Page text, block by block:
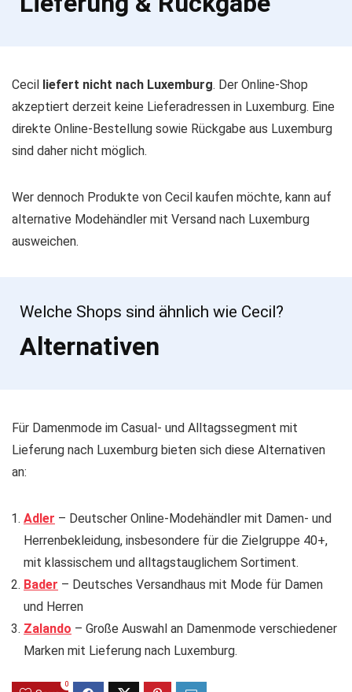
Cecil liefert nicht nach Luxemburg. Der Online-Shop
akzeptiert derzeit keine Lieferadressen in Luxemburg. Eine
direkte Online-Bestellung sowie Rückgabe aus Luxemburg
sind daher nicht möglich.
Wer dennoch Produkte von Cecil kaufen möchte, kann auf
alternative Modehändler mit Versand nach Luxemburg
ausweichen.
Welche Shops sind ähnlich wie Cecil?
Alternativen
Für Damenmode im Casual- und Alltagssegment mit
Lieferung nach Luxemburg bieten sich diese Alternativen
an:
Adler – Deutscher Online-Modehändler mit Damen- und
Herrenbekleidung, insbesondere für die Zielgruppe 40+,
mit klassischem und alltagstauglichem Sortiment.
Bader – Deutsches Versandhaus mit Mode für Damen
und Herren
Zalando – Große Auswahl an Damenmode verschiedener
Marken mit Lieferung nach Luxemburg.
0